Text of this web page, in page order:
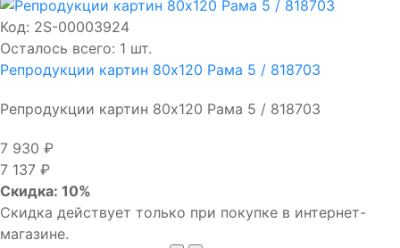
Код: 2S-00003924
Осталось всего: 1 шт.
Репродукции картин 80х120 Рама 5 / 818703
Репродукции картин 80х120 Рама 5 / 818703
7 930 ₽
7 137 ₽
Скидка: 10%
Скидка действует только при покупке в интернет-
магазине.